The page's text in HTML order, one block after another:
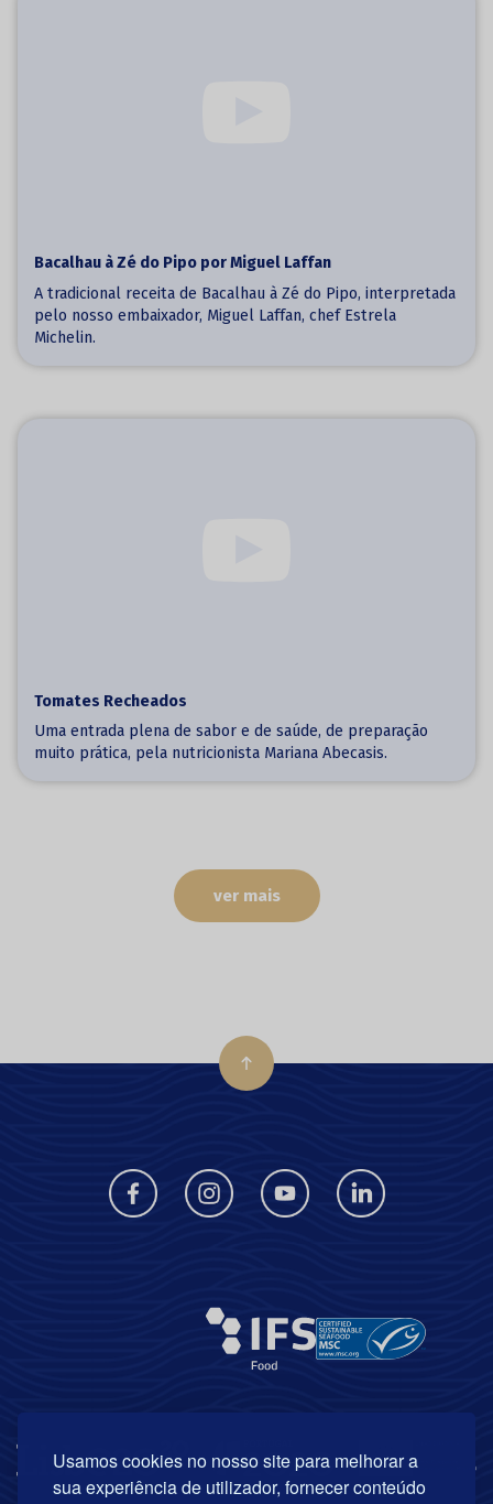
Usamos cookies no nosso site para melhorar a
sua experiência de utilizador, fornecer conteúdo
Bacalhau à Zé do Pipo por Miguel Laffan
A tradicional receita de Bacalhau à Zé do Pipo, interpretada
pelo nosso embaixador, Miguel Laffan, chef Estrela
Michelin.
Tomates Recheados
Uma entrada plena de sabor e de saúde, de preparação
muito prática, pela nutricionista Mariana Abecasis.
ver mais